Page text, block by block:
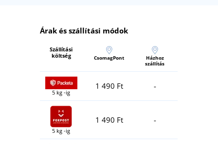
Árak és szállítási módok
Szállítási
költség
CsomagPont
Házhoz
szállítás
5 kg -ig
1 490 Ft -
5 kg -ig
1 490 Ft -